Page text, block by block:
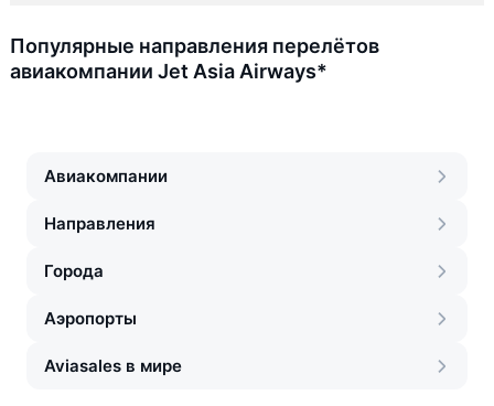
Популярные направления перелётов
авиакомпании Jet Asia Airways*
Авиакомпании
Направления
Города
Аэропорты
Aviasales в мире